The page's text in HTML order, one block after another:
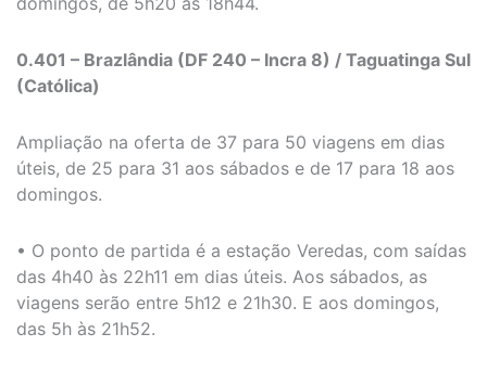
0.401 – Brazlândia (DF 240 – Incra 8) / Taguatinga Sul
(Católica)
Ampliação na oferta de 37 para 50 viagens em dias
úteis, de 25 para 31 aos sábados e de 17 para 18 aos
domingos.
• O ponto de partida é a estação Veredas, com saídas
das 4h40 às 22h11 em dias úteis. Aos sábados, as
viagens serão entre 5h12 e 21h30. E aos domingos,
das 5h às 21h52.